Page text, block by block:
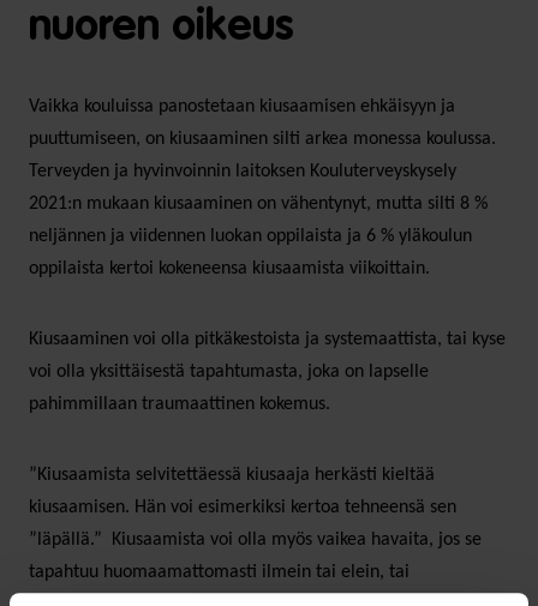
nuoren oikeus
Vaikka kouluissa panostetaan kiusaamisen ehkäisyyn ja
puuttumiseen, on kiusaaminen silti arkea monessa koulussa.
Terveyden ja hyvinvoinnin laitoksen Kouluterveyskysely
2021:n mukaan kiusaaminen on vähentynyt, mutta silti 8 %
neljännen ja viidennen luokan oppilaista ja 6 % yläkoulun
oppilaista kertoi kokeneensa kiusaamista viikoittain.
Kiusaaminen voi olla pitkäkestoista ja systemaattista, tai kyse
voi olla yksittäisestä tapahtumasta, joka on lapselle
pahimmillaan traumaattinen kokemus.
”Kiusaamista selvitettäessä kiusaaja herkästi kieltää
kiusaamisen. Hän voi esimerkiksi kertoa tehneensä sen
”läpällä.” Kiusaamista voi olla myös vaikea havaita, jos se
tapahtuu huomaamattomasti ilmein tai elein, tai